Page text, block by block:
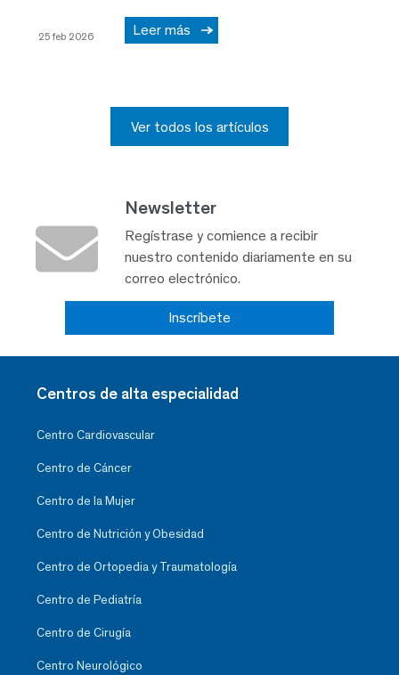
25 feb 2026 Leer más
Ver todos los artículos
Newsletter
Regístrase y comience a recibir
nuestro contenido diariamente en su
correo electrónico.
Inscríbete
Centros de alta especialidad
Centro Cardiovascular
Centro de Cáncer
Centro de la Mujer
Centro de Nutrición y Obesidad
Centro de Ortopedia y Traumatología
Centro de Pediatría
Centro de Cirugía
Centro Neurológico